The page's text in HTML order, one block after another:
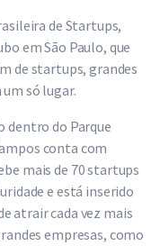
de Startups,
em São Paulo, que
de startups, grandes
só lugar.
dentro do Parque
conta com
mais de 70 startups
e está inserido
atrair cada vez mais
empresas, como